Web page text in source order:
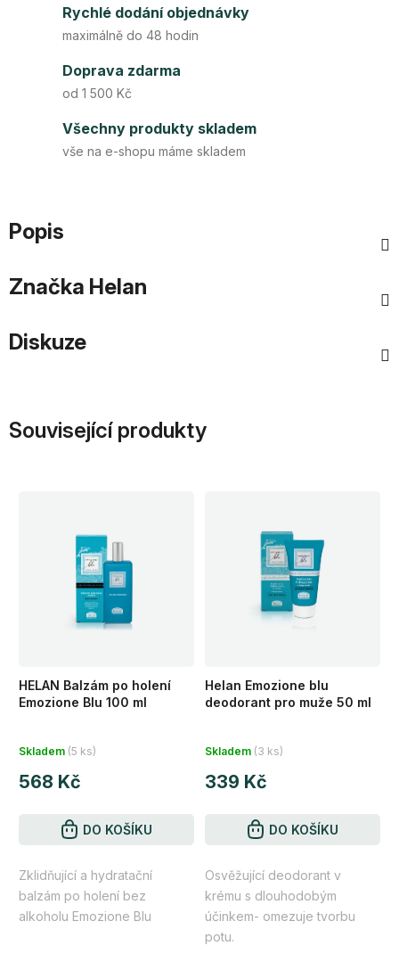
Rychlé dodání objednávky
maximálně do 48 hodin
Doprava zdarma
od 1 500 Kč
Všechny produkty skladem
vše na e-shopu máme skladem
Popis
Značka Helan
Diskuze
Související produkty
HELAN Balzám po holení
Emozione Blu 100 ml
hodnocení
produktu
5
hvězdiček.
Skladem (5 ks)
568 Kč
DO KOŠÍKU
Zklidňující a hydratační
balzám po holení bez
alkoholu Emozione Blu
Helan Emozione blu
deodorant pro muže 50 ml
hodnocení
produktu
5
hvězdiček.
Skladem (3 ks)
339 Kč
DO KOŠÍKU
Osvěžující deodorant v
krému s dlouhodobým
účinkem- omezuje tvorbu
potu.